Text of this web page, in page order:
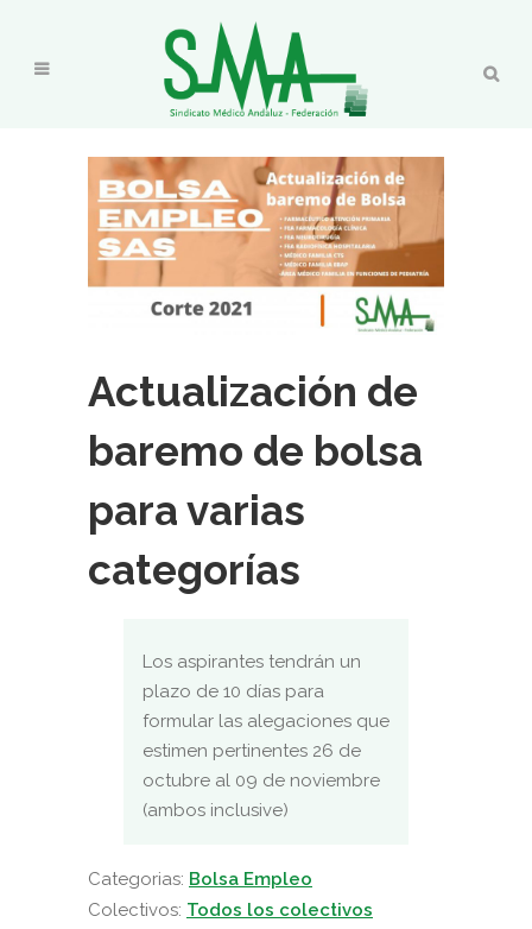
Actualización de
baremo de bolsa
para varias
categorías
Los aspirantes tendrán un
plazo de 10 días para
formular las alegaciones que
estimen pertinentes 26 de
octubre al 09 de noviembre
(ambos inclusive)
Categorias: Bolsa Empleo
Colectivos: Todos los colectivos